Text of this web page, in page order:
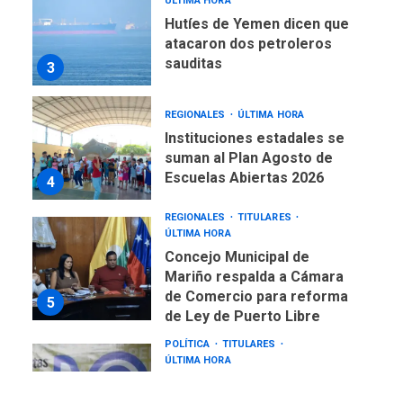
3
Hutíes de Yemen dicen que
atacaron dos petroleros
sauditas
4
REGIONALES ÚLTIMA HORA
Instituciones estadales se
suman al Plan Agosto de
Escuelas Abiertas 2026
5
REGIONALES
TITULARES
ÚLTIMA HORA
Concejo Municipal de
Mariño respalda a Cámara
de Comercio para reforma
de Ley de Puerto Libre
POLÍTICA
TITULARES
ÚLTIMA HORA